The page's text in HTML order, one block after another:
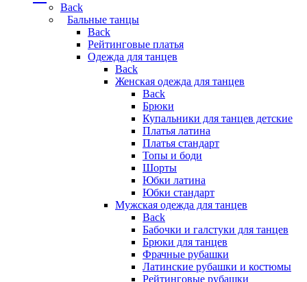
Back
Бальные танцы
Back
Рейтинговые платья
Одежда для танцев
Back
Женская одежда для танцев
Back
Брюки
Купальники для танцев детские
Платья латина
Платья стандарт
Топы и боди
Шорты
Юбки латина
Юбки стандарт
Мужская одежда для танцев
Back
Бабочки и галстуки для танцев
Брюки для танцев
Фрачные рубашки
Латинские рубашки и костюмы
Рейтинговые рубашки